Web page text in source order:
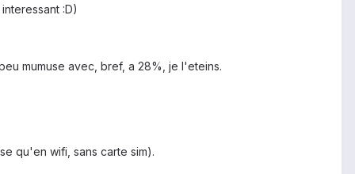
:D)
mumuse avec, bref, a 28%, je l'eteins.
qu'en wifi, sans carte sim).